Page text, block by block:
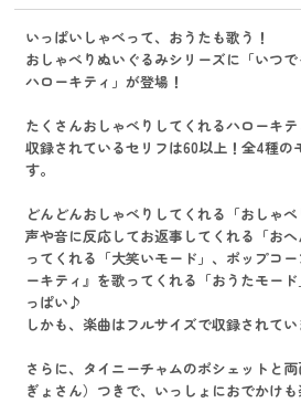
いっぱいしゃべって、おうたも歌う！
おしゃべりぬいぐるみシリーズに「いつ
ハローキティ」が登場！
たくさんおしゃべりしてくれるハローキテ
収録されているセリフは60以上！全4種の
す。
どんどんおしゃべりしてくれる「おしゃ
声や音に反応してお返事してくれる「お
ってくれる「大笑いモード」、ポップコ
ーキティ』を歌ってくれる「おうたモー
っぱい♪
しかも、楽曲はフルサイズで収録されてい
さらに、タイニーチャムのポシェットと
ぎょさん）つきで、いっしょにおでかけも